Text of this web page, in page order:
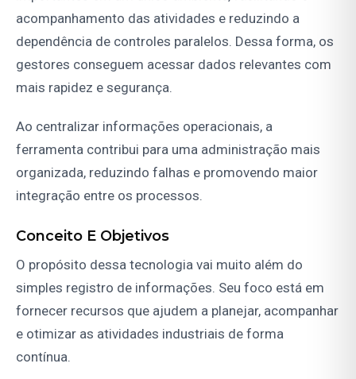
acompanhamento das atividades e reduzindo a
dependência de controles paralelos. Dessa forma, os
gestores conseguem acessar dados relevantes com
mais rapidez e segurança.
Ao centralizar informações operacionais, a
ferramenta contribui para uma administração mais
organizada, reduzindo falhas e promovendo maior
integração entre os processos.
Conceito E Objetivos
O propósito dessa tecnologia vai muito além do
simples registro de informações. Seu foco está em
fornecer recursos que ajudem a planejar, acompanhar
e otimizar as atividades industriais de forma
contínua.